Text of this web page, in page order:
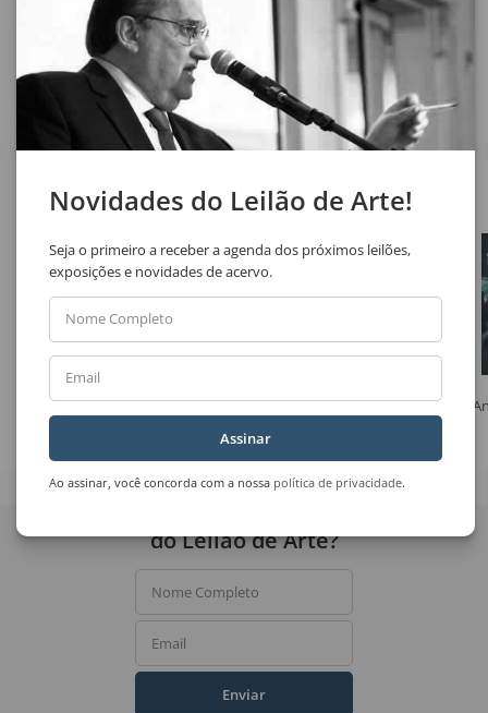
Compartilhar
Veja também
León Ferrari
Uberto Zamith
Novidades do Leilão de Arte!
Seja o primeiro a receber a agenda dos próximos leilões,
exposições e novidades de acervo.
Nome Completo
Email
Assinar
Ao assinar, você concorda com a nossa política de privacidade.
do Leilão de Arte?
Nome Completo
Email
Enviar